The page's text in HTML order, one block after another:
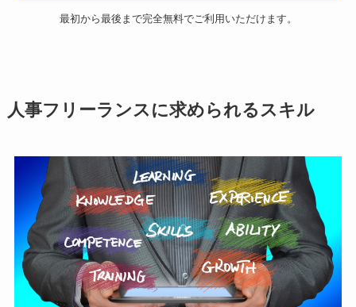
最初から最後まで完全無料でご利用いただけます。
人事フリーランスに求められるスキル